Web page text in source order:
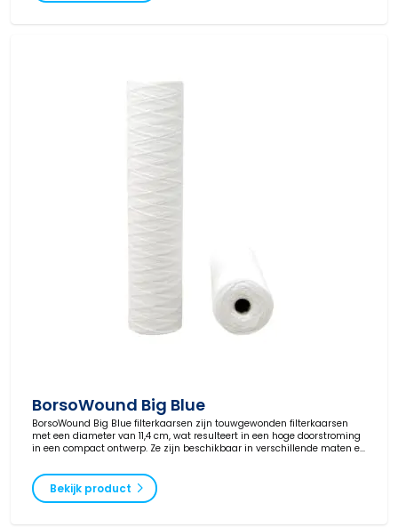
BorsoWound Big Blue
BorsoWound Big Blue filterkaarsen zijn touwgewonden filterkaarsen
met een diameter van 11,4 cm, wat resulteert in een hoge doorstroming
in een compact ontwerp. Ze zijn beschikbaar in verschillende maten en
Bekijk product